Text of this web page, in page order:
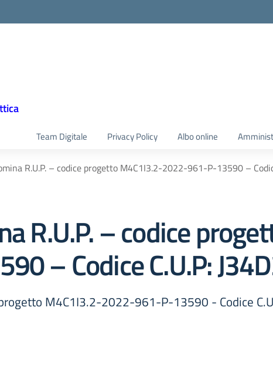
Team Digitale Privacy Policy Albo online
R.U.P. – codice progetto M4C1I3.2-2022-961-P-13590 –
R.U.P. – codice
– Codice C.U.P:
M4C1I3.2-2022-961-P-13590 - Codice